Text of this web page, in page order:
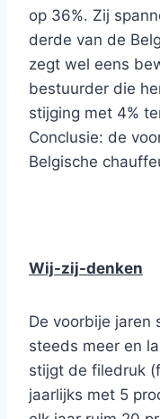
op 36%. Zij
derde van de
zegt wel eens
bestuurder die
stijging met 4%
Conclusie: de
Belgische
Wij-zij-denken
De voorbije jaren
steeds meer en
stijgt de filedruk
jaarlijks met 5